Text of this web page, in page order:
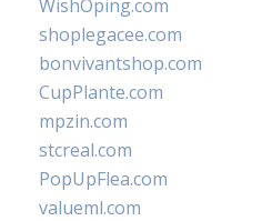
WishOping.com
shoplegacee.com
bonvivantshop.com
CupPlante.com
mpzin.com
stcreal.com
PopUpFlea.com
valueml.com